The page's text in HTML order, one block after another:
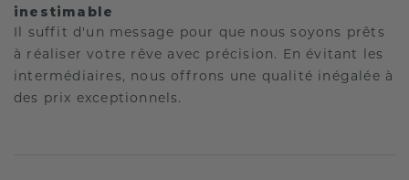
inestimable
Il suffit d'un message pour que nous soyons prêts
à réaliser votre rêve avec précision. En évitant les
intermédiaires, nous offrons une qualité inégalée à
des prix exceptionnels.